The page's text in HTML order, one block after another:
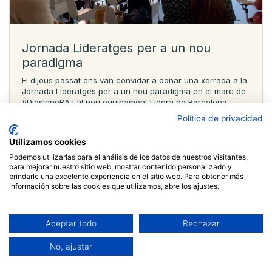
Jornada Lideratges per a un nou
paradigma
El dijous passat ens van convidar a donar una xerrada a la
Jornada Lideratges per a un nou paradigma en el marc de
#DiesInnoBA i al nou equipament Lidera de Barcelona
Política de privacidad
Utilizamos cookies
Podemos utilizarlas para el análisis de los datos de nuestros visitantes,
para mejorar nuestro sitio web, mostrar contenido personalizado y
brindarle una excelente experiencia en el sitio web. Para obtener más
información sobre las cookies que utilizamos, abre los ajustes.
Aceptar todo Rechazar
No, ajustar